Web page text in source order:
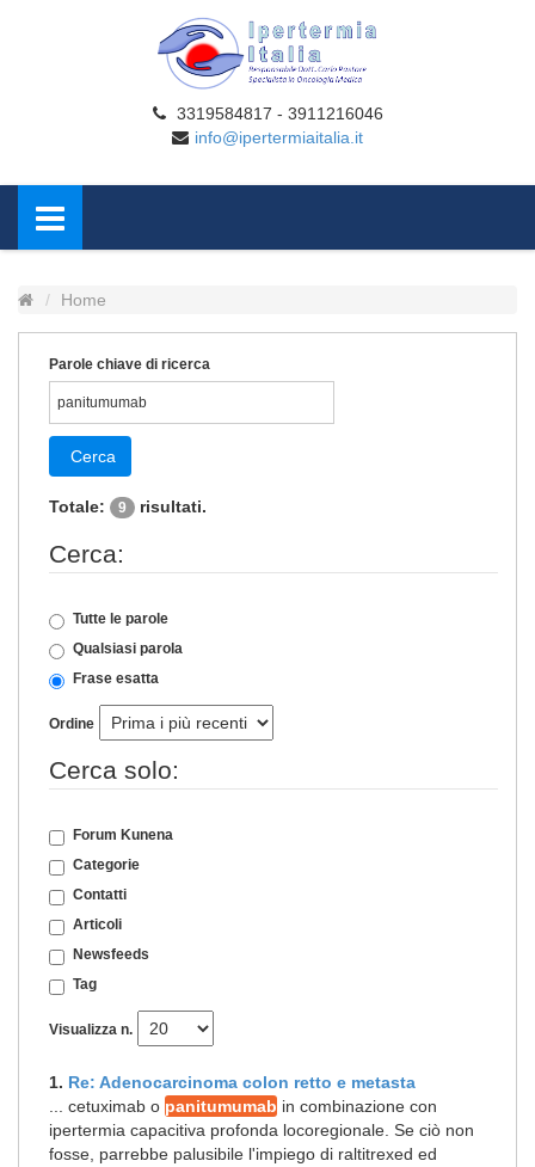
3319584817 - 3911216046
info@ipertermiaitalia.it
Home
Parole chiave di ricerca
Cerca
Totale: 9 risultati.
Cerca:
Tutte le parole
Qualsiasi parola
Frase esatta
Ordine
Cerca solo:
Forum Kunena
Categorie
Contatti
Articoli
Newsfeeds
Tag
Visualizza n.
1. Re: Adenocarcinoma colon retto e metasta
... cetuximab o panitumumab in combinazione con
ipertermia capacitiva profonda locoregionale. Se ciò non
fosse, parrebbe palusibile l'impiego di raltitrexed ed